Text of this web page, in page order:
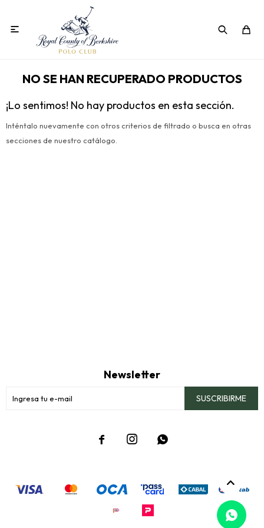

NO SE HAN RECUPERADO PRODUCTOS
¡Lo sentimos! No hay productos en esta sección.
Inténtalo nuevamente con otros criterios de filtrado o busca en otras
secciones de nuestro catálogo.
Newsletter
SUSCRIBIRME
  